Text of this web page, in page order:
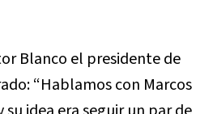
Blanco el presidente de
“Hablamos con Marcos